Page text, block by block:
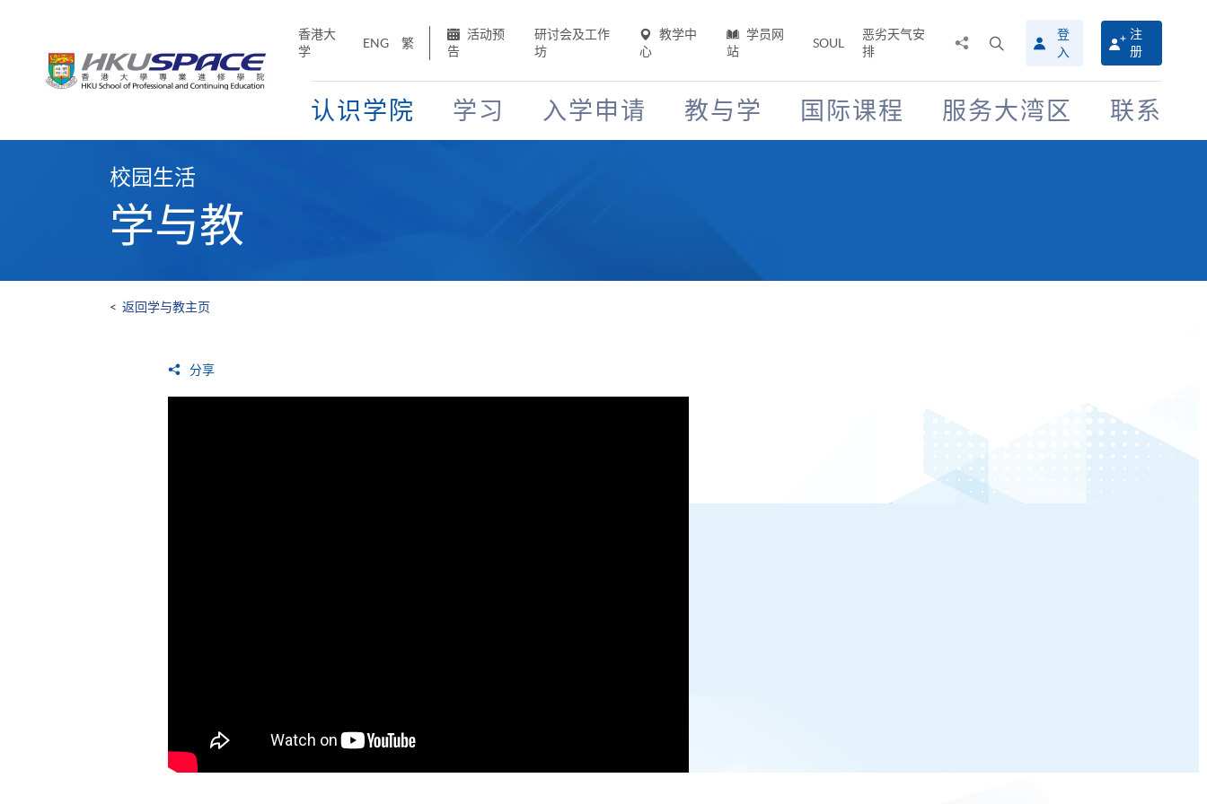
香港大
学
ENG 繁
活动预
告
研讨会及工作
坊
教学中
心
学员网
站
SOUL
恶劣天气安
排
搜
寻
介
面
登
入
注
册
认识学院 学习 入学申请 教与学 国际课程 服务大湾区 联系
校园生活
学与教
< 返回学与教主页
分享